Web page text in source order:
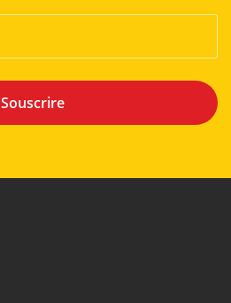
Souscrire